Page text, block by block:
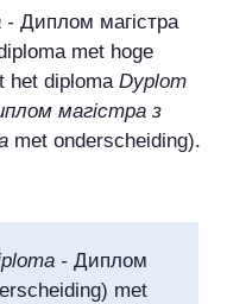
- Диплом магiстра
met hoge
het diploma Dyplom
магiстра з
met onderscheiding).
- Диплом
met